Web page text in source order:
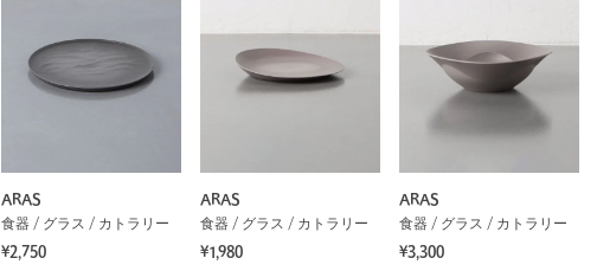
ARAS
食器 / グラス / カトラリー
¥2,750
ARAS
食器 / グラス / カトラリー
¥1,980
ARAS
食器 / グラス / カトラリー
¥3,300